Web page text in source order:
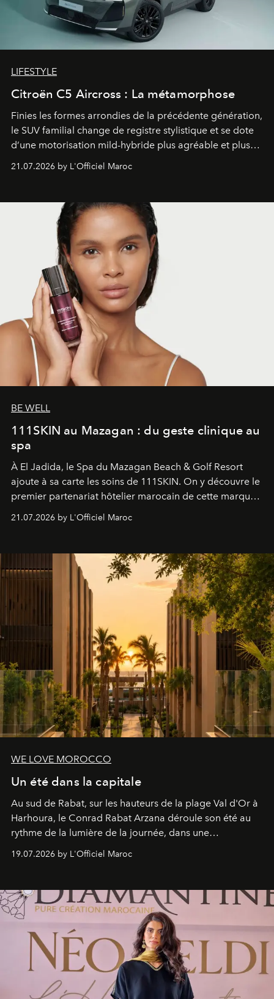
LIFESTYLE
Citroën C5 Aircross : La métamorphose
Finies les formes arrondies de la précédente génération,
le SUV familial change de registre stylistique et se dote
d’une motorisation mild-hybride plus agréable et plus
économe. à n’en pas douter, le nouveau C5 Aircross a
gagné en maturité.
21.07.2026 by L'Officiel Maroc
BE WELL
111SKIN au Mazagan : du geste clinique au
spa
À El Jadida, le Spa du Mazagan Beach & Golf Resort
ajoute à sa carte les soins de 111SKIN. On y découvre le
premier partenariat hôtelier marocain de cette marque
britannique, née dans un cabinet de chirurgie plastique
londonien et construite depuis autour d'un actif breveté,
21.07.2026 by L'Officiel Maroc
WE LOVE MOROCCO
Un été dans la capitale
Au sud de Rabat, sur les hauteurs de la plage Val d'Or à
Harhoura, le Conrad Rabat Arzana déroule son été au
rythme de la lumière de la journée, dans une
programmation pensée comme une succession de
rendez-vous avec l’océan.
19.07.2026 by L'Officiel Maroc